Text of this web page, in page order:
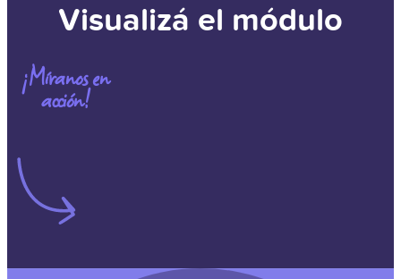
Visualizá el módulo
¡Míranos en
acción!